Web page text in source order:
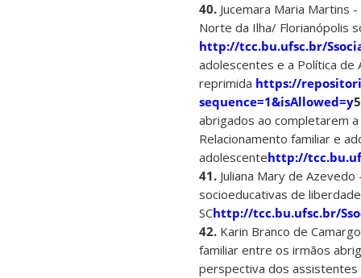
40. Jucemara Maria Martins
Norte da Ilha/ Florianópolis
http://tcc.bu.ufsc.br/
adolescentes e a Política de
reprimida https://
sequence=1&isAllowed=y
abrigados ao completarem
Relacionamento familiar e
adolescentehttp://
41. Juliana Mary de
socioeducativas de
SChttp://tcc.bu.ufsc.br/
42. Karin Branco de
familiar entre os irmãos
perspectiva dos assistentes